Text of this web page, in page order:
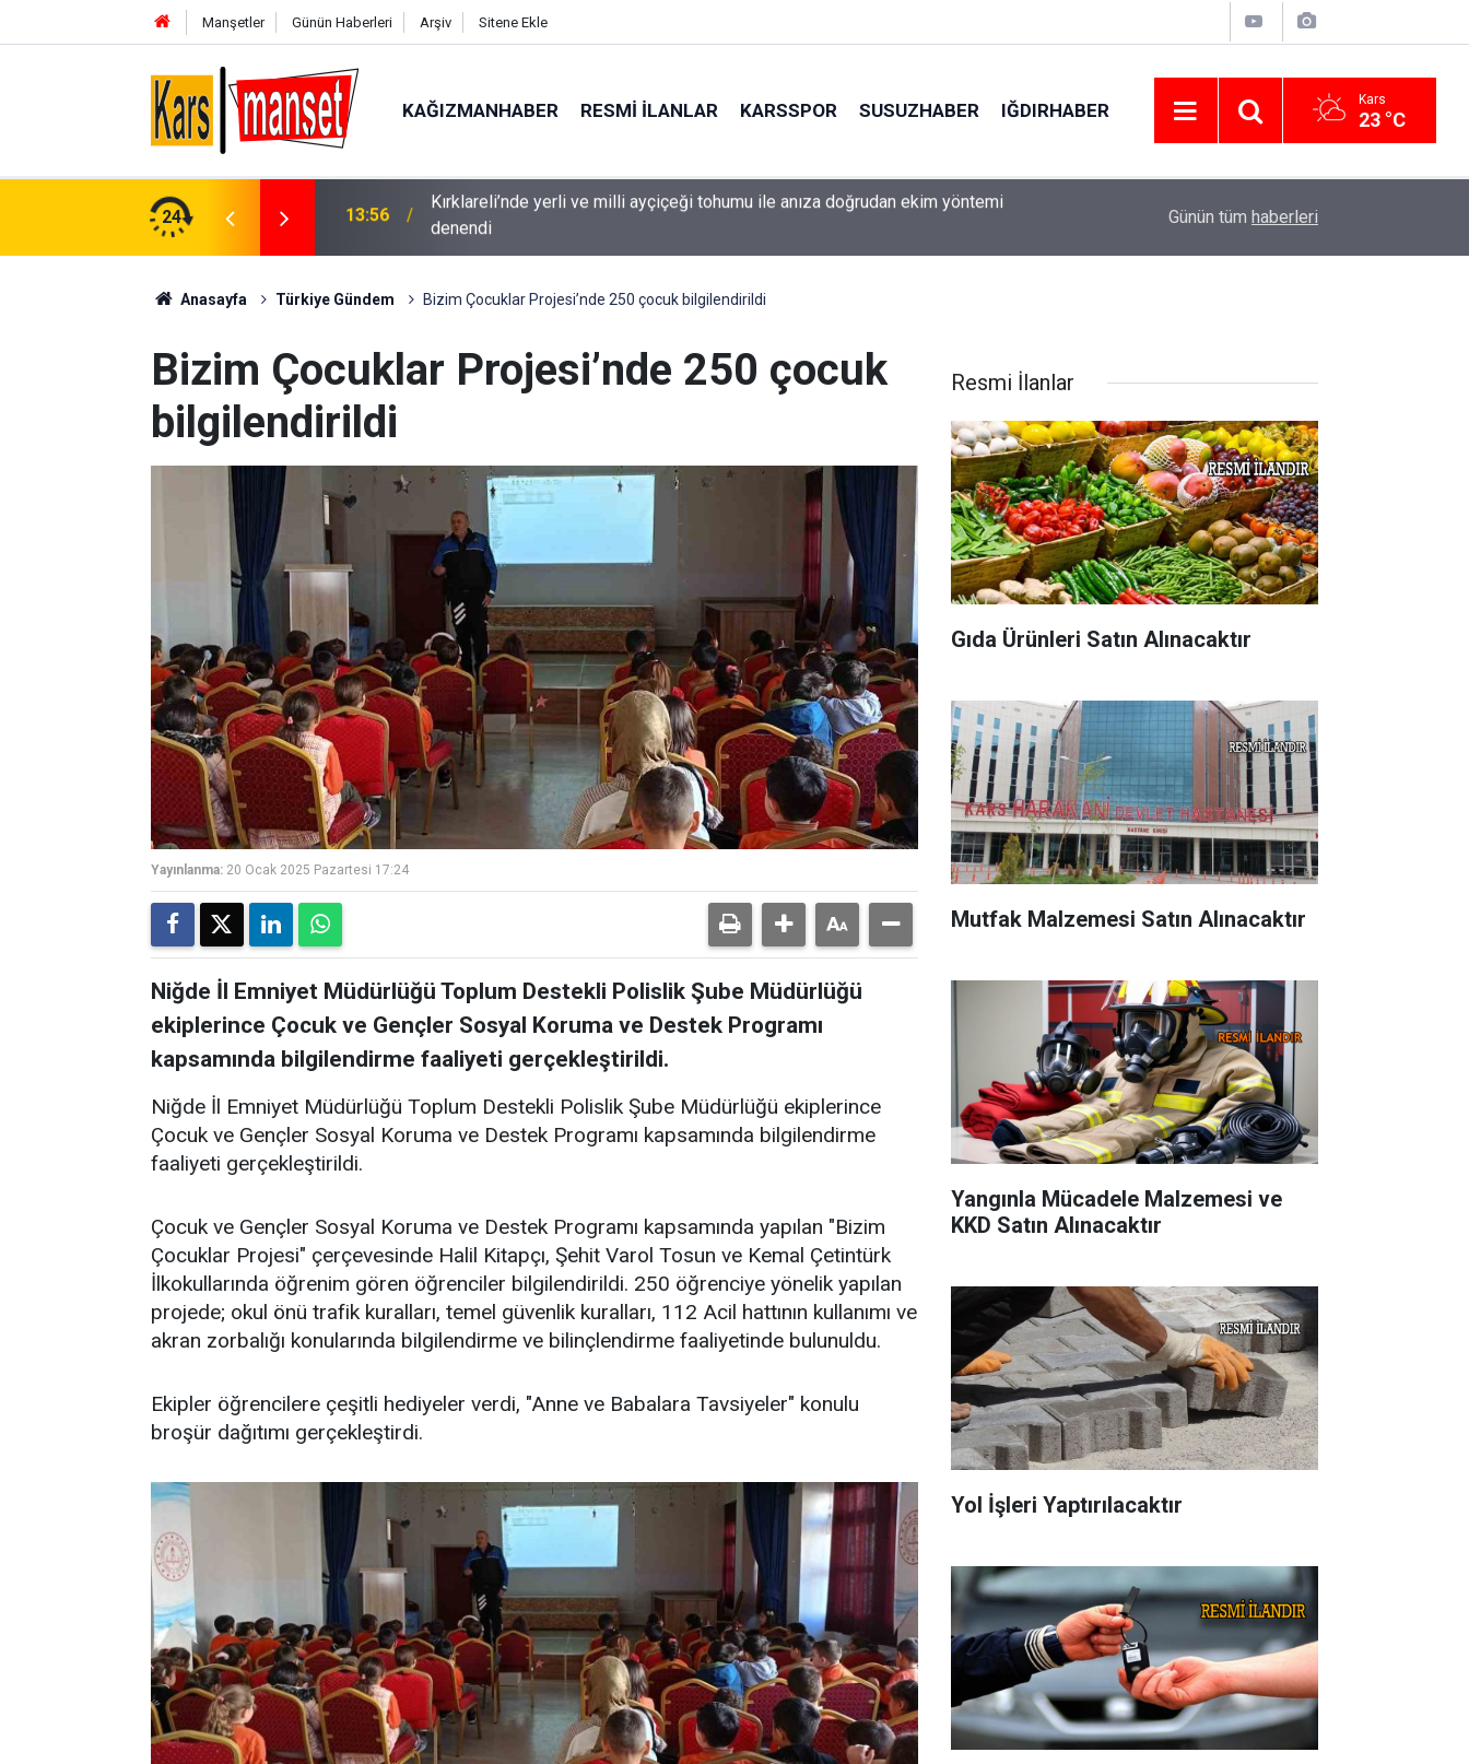
Manşetler Günün Haberleri Arşiv Sitene Ekle
KAĞIZMANHABER RESMI İLANLAR KARSSPOR SUSUZHABER IĞDIRHABER Kars
23 °C
24
tohumu ile anıza doğrudan ekim yöntemi
13:56 Fenerbahçe Kadın Voleybol Takımı’nın direktörü Pelin Çelik oldu
sürede ülkemizi ilk 10 ihracatçı ülke arasına
Günün tüm haberleri
Anasayfa Türkiye Gündem Bizim Çocuklar Projesi’nde 250 çocuk bilgilendirildi
Bizim Çocuklar Projesi’nde 250 çocuk
bilgilendirildi
Yayınlanma: 20 Ocak 2025 Pazartesi 17:24
Niğde İl Emniyet Müdürlüğü Toplum Destekli Polislik Şube Müdürlüğü
ekiplerince Çocuk ve Gençler Sosyal Koruma ve Destek Programı
kapsamında bilgilendirme faaliyeti gerçekleştirildi.
Niğde İl Emniyet Müdürlüğü Toplum Destekli Polislik Şube Müdürlüğü ekiplerince
Çocuk ve Gençler Sosyal Koruma ve Destek Programı kapsamında bilgilendirme
faaliyeti gerçekleştirildi.
Çocuk ve Gençler Sosyal Koruma ve Destek Programı kapsamında yapılan "Bizim
Çocuklar Projesi" çerçevesinde Halil Kitapçı, Şehit Varol Tosun ve Kemal Çetintürk
İlkokullarında öğrenim gören öğrenciler bilgilendirildi. 250 öğrenciye yönelik yapılan
projede; okul önü trafik kuralları, temel güvenlik kuralları, 112 Acil hattının kullanımı ve
akran zorbalığı konularında bilgilendirme ve bilinçlendirme faaliyetinde bulunuldu.
Ekipler öğrencilere çeşitli hediyeler verdi, "Anne ve Babalara Tavsiyeler" konulu
broşür dağıtımı gerçekleştirdi.
Resmi İlanlar
Gıda Ürünleri Satın Alınacaktır
Mutfak Malzemesi Satın Alınacaktır
Yangınla Mücadele Malzemesi ve
KKD Satın Alınacaktır
Yol İşleri Yaptırılacaktır